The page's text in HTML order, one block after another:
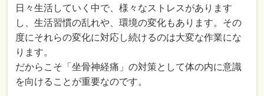
日々生活していく中で、様々なストレスがあります
し、生活習慣の乱れや、環境の変化もあります。その
度にそれらの変化に対応し続けるのは大変な作業にな
ります。
だからこそ「坐骨神経痛」の対策として体の内に意識
を向けることが重要なのです。